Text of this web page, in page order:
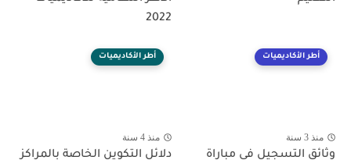
2022
أطر الأكاديميات
منذ 3 سنة
وثائق التسجيل في مباراة
أطر الأكاديميات
منذ 4 سنة
دلائل التكوين الخاصة بالمراكز